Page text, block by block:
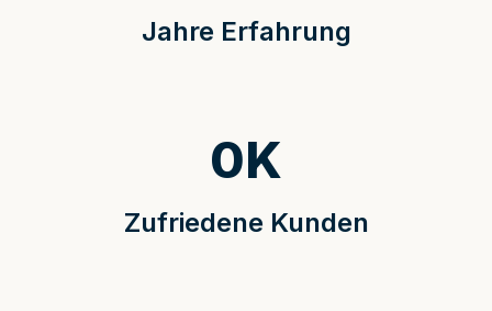
Jahre Erfahrung
Zufriedene Kunden
0K